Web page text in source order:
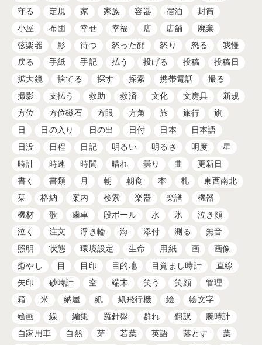
守る
定規 家 家族 容器 宿泊
封筒
小屋
布団 幸せ 幸福 店 店舗
廃棄
弦楽器
影 待つ 怒った顔 怒り 怒る
我慢
戻る
手紙 手記 払う 投げる 投稿
投稿日
拡大鏡
捨てる 探す 探索 携帯電話
撮る
撮影
支払う 救助 救済 文化 文房具
新規
方位
方位磁石 方眼 方角 旅 旅行
旗
日
日の入り 日の出 日付 日本
日本語
日没
日程 日記 明るい 明るさ 明度
星
時計
時速 時間 晴れ 曇り 曲
更新日
書く
書類 月 朝 朝食 本 札
東西南北
栞
格納 案内 検索 楽器 楽譜
機器
機材
歌 歯車 段ボール 水 氷
泣き顔
泣く
注文 浮き輪 海 添付 測る
無音
照明
状態 環境設定 生命 用紙 画
画像
癒やし
目 目印 目的地 目覚まし時計
直線
矢印
砂時計 空 端末 笑う 笑顔
管理
箱
米 納屋 紙 紙飛行機 絵
絵文字
絵画
線 編集 羅針盤 群れ 翻訳
腕時計
自家用車
自然 芽 若葉 英語 落とす
葉